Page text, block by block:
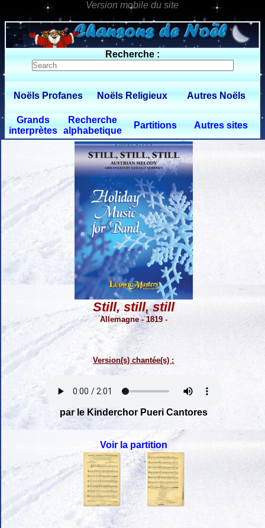
0 $limitbot 1 $limittot 2
Recherche :
Noëls Profanes Noëls Religieux Autres Noëls
Grands
interprètes
Recherche
alphabetique
Partitions Autres sites
Still, still, still
Allemagne - 1819 -
Version(s) chantée(s) :
par le Kinderchor Pueri Cantores
Voir la partition